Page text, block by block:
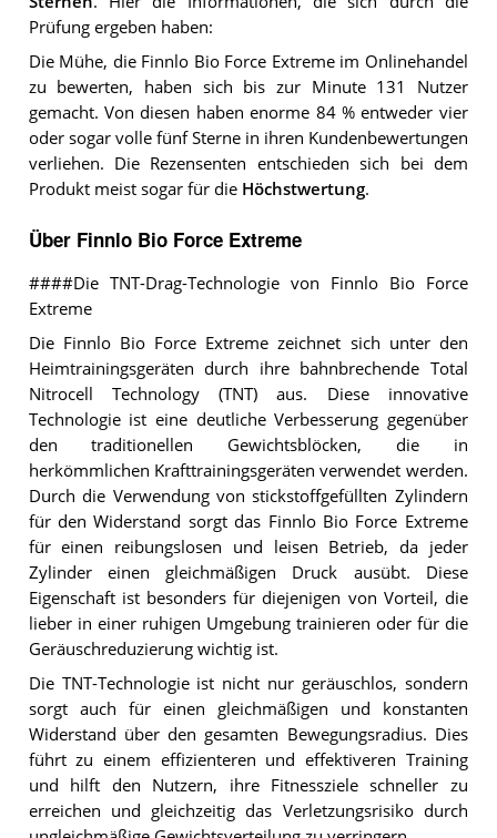
Prüfung ergeben haben:
Die Mühe, die Finnlo Bio Force Extreme im Onlinehandel
zu bewerten, haben sich bis zur Minute 131 Nutzer
gemacht. Von diesen haben enorme 84 % entweder vier
oder sogar volle fünf Sterne in ihren Kundenbewertungen
verliehen. Die Rezensenten entschieden sich bei dem
Produkt meist sogar für die Höchstwertung.
Über Finnlo Bio Force Extreme
####Die TNT-Drag-Technologie von Finnlo Bio Force
Extreme
Die Finnlo Bio Force Extreme zeichnet sich unter den
Heimtrainingsgeräten durch ihre bahnbrechende Total
Nitrocell Technology (TNT) aus. Diese innovative
Technologie ist eine deutliche Verbesserung gegenüber
den traditionellen Gewichtsblöcken, die in
herkömmlichen Krafttrainingsgeräten verwendet werden.
Durch die Verwendung von stickstoffgefüllten Zylindern
für den Widerstand sorgt das Finnlo Bio Force Extreme
für einen reibungslosen und leisen Betrieb, da jeder
Zylinder einen gleichmäßigen Druck ausübt. Diese
Eigenschaft ist besonders für diejenigen von Vorteil, die
lieber in einer ruhigen Umgebung trainieren oder für die
Geräuschreduzierung wichtig ist.
Die TNT-Technologie ist nicht nur geräuschlos, sondern
sorgt auch für einen gleichmäßigen und konstanten
Widerstand über den gesamten Bewegungsradius. Dies
führt zu einem effizienteren und effektiveren Training
und hilft den Nutzern, ihre Fitnessziele schneller zu
erreichen und gleichzeitig das Verletzungsrisiko durch